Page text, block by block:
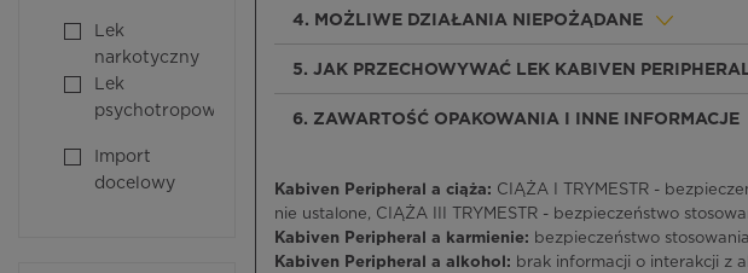
Lek
narkotyczny
Lek
psychotropowy
Import
docelowy
4. MOŻLIWE DZIAŁANIA NIEPOŻĄDANE
5. JAK PRZECHOWYWAĆ LEK KABIVEN
6. ZAWARTOŚĆ OPAKOWANIA I INNE INFORMACJE
Kabiven Peripheral a ciąża: CIĄŻA I TRYMESTR -
nie ustalone, CIĄŻA III TRYMESTR - bezpieczeństwo
Kabiven Peripheral a karmienie: bezpieczeństwo
Kabiven Peripheral a alkohol: brak informacji o interakcji z